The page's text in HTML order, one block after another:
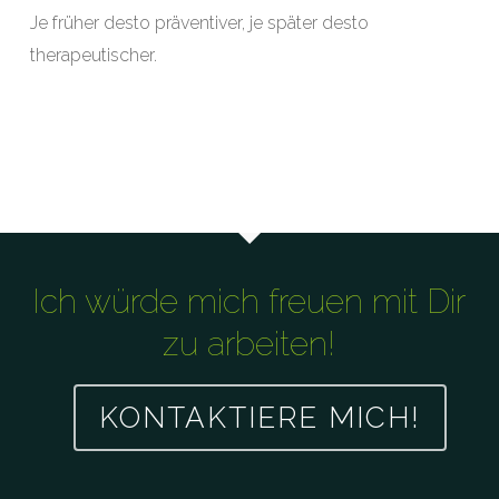
Je früher desto präventiver, je später desto
therapeutischer.
Ich würde mich freuen mit Dir
zu arbeiten!
KONTAKTIERE MICH!